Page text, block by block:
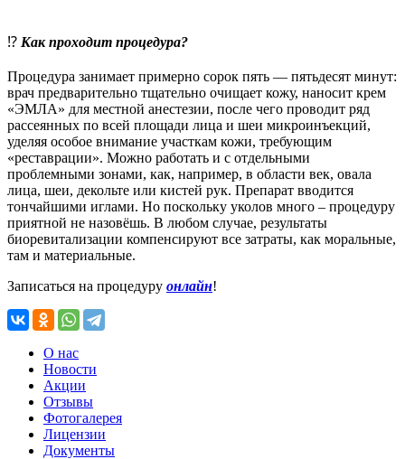
⁉️ Как проходит процедура?
Процедура занимает примерно сорок пять — пятьдесят минут:
врач предварительно тщательно очищает кожу, наносит крем
«ЭМЛА» для местной анестезии, после чего проводит ряд
рассеянных по всей площади лица и шеи микроинъекций,
уделяя особое внимание участкам кожи, требующим
«реставрации». Можно работать и с отдельными
проблемными зонами, как, например, в области век, овала
лица, шеи, декольте или кистей рук. Препарат вводится
тончайшими иглами. Но поскольку уколов много – процедуру
приятной не назовёшь. В любом случае, результаты
биоревитализации компенсируют все затраты, как моральные,
там и материальные.
Записаться на процедуру онлайн!
О нас
Новости
Акции
Отзывы
Фотогалерея
Лицензии
Документы